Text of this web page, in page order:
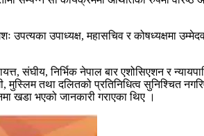
उपत्यका उपाध्यक्ष, महासचिव र कोषध्यक्षमा
संघीय, निर्भिक नेपाल बार एशोसिएशन र
तथा दलितको प्रतिनिधित्व सुनिश्चित
खडा भएको जानकारी गराएका थिए ।